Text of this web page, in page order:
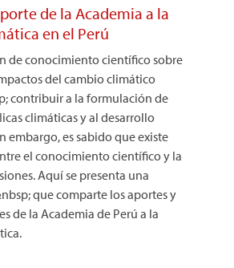
de la Academia a la
en el Perú
de conocimiento científico sobre
del cambio climático
contribuir a la formulación de
climáticas y al desarrollo
embargo, es sabido que existe
el conocimiento científico y la
Aquí se presenta una
que comparte los aportes y
de la Academia de Perú a la